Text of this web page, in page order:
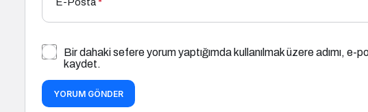
Bir dahaki sefere yorum yaptığımda kullanılmak üzere adımı,
kaydet.
YORUM GÖNDER